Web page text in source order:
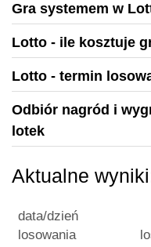
Gra systemem w
Lotto - ile kosztuje
Lotto - termin
Odbiór nagród i
lotek
Aktualne
data/dzień
losowania